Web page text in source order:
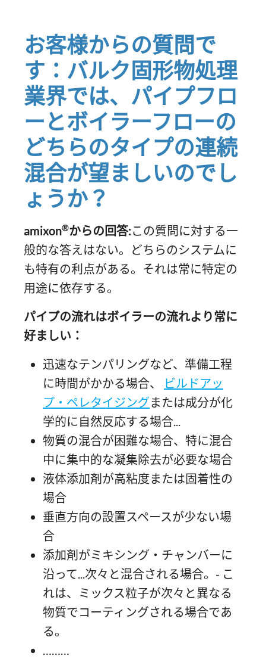
お客様からの質問で
す：バルク固形物処理
業界では、パイプフロ
ーとボイラーフローの
どちらのタイプの連続
混合が望ましいのでし
ょうか？
amixon®からの回答:この質問に対する一
般的な答えはない。どちらのシステムに
も特有の利点がある。それは常に特定の
用途に依存する。
パイプの流れはボイラーの流れより常に
好ましい：
迅速なテンパリングなど、準備工程
に時間がかかる場合、
ビルドアッ
プ・ペレタイジングまたは成分が化
学的に自然反応する場合...
物質の混合が困難な場合、特に混合
中に集中的な凝集除去が必要な場合
液体添加剤が高粘度または固着性の
場合
垂直方向の設置スペースが少ない場
合
添加剤がミキシング・チャンバーに
沿って...次々と混合される場合。- こ
れは、ミックス粒子が次々と異なる
物質でコーティングされる場合であ
る。
………